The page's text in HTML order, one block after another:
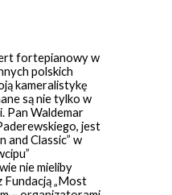
fortepianowy w
polskich
kameralistykę
są nie tylko w
Pan Waldemar
jest
Classic” w
nie mieliby
Fundacją „Most